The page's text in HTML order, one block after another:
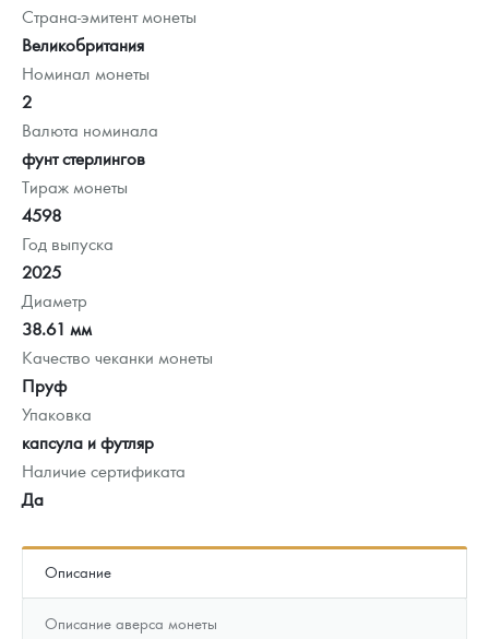
Страна-эмитент монеты
Великобритания
Номинал монеты
2
Валюта номинала
фунт стерлингов
Тираж монеты
4598
Год выпуска
2025
Диаметр
38.61 мм
Качество чеканки монеты
Пруф
Упаковка
капсула и футляр
Наличие сертификата
Да
Описание
Описание аверса монеты